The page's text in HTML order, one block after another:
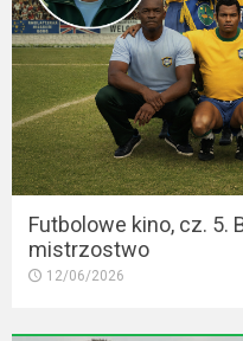
Futbolowe kino, cz. 5.
mistrzostwo
12/06/2026